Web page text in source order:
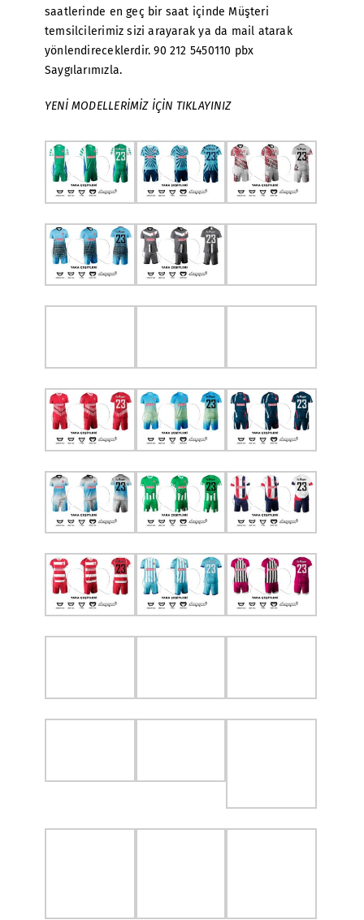
saatlerinde en geç bir saat içinde Müşteri
temsilcilerimiz sizi arayarak ya da mail atarak
yönlendireceklerdir. 90 212 5450110 pbx
Saygılarımızla.
YENİ MODELLERİMİZ İÇİN TIKLAYINIZ